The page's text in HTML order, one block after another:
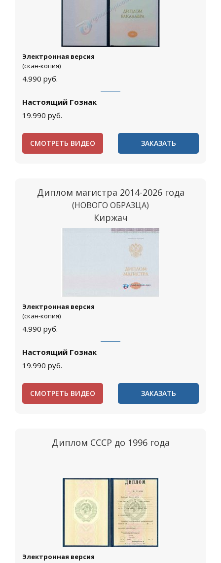
Электронная версия
(скан-копия)
4.990 руб.
Настоящий Гознак
19.990 руб.
СМОТРЕТЬ ВИДЕО ЗАКАЗАТЬ
Диплом магистра 2014-2026 года
(НОВОГО ОБРАЗЦА)
Киржач
Электронная версия
(скан-копия)
4.990 руб.
Настоящий Гознак
19.990 руб.
СМОТРЕТЬ ВИДЕО ЗАКАЗАТЬ
Диплом СССР до 1996 года
Электронная версия